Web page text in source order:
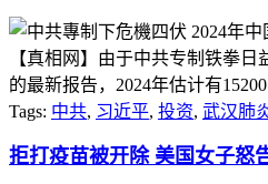
【真相网】由于中共专制铁拳
的最新报告，2024年估计有
Tags: 中共, 习近平, 投资, 武汉肺
拒打疫苗被开除 美国女子怒